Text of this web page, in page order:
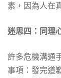
素，因為人在
迷思四：同理
許多危機溝通
事項：發完道